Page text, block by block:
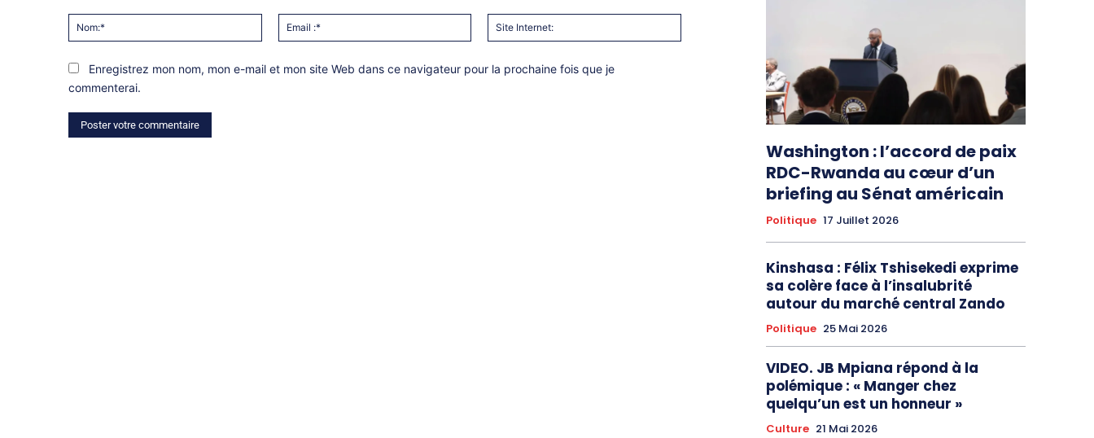
Nom:*
Email
:*
Internet:
Enregistrez mon nom, mon e-mail et mon site Web dans ce navigateur pour la prochaine fois que je
commenterai.
Washington : l’accord de paix
RDC-Rwanda au cœur d’un
briefing au Sénat américain
Politique 17 Juillet 2026
Kinshasa : Félix Tshisekedi exprime
sa colère face à l’insalubrité
autour du marché central Zando
Politique 25 Mai 2026
VIDEO. JB Mpiana répond à la
polémique : « Manger chez
quelqu’un est un honneur »
Culture 21 Mai 2026